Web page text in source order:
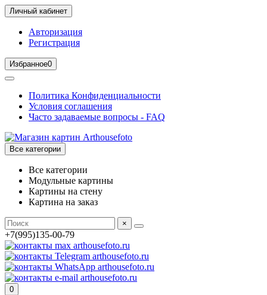
Личный кабинет
Авторизация
Регистрация
Избранное0
Политика Конфиденциальности
Условия соглашения
Часто задаваемые вопросы - FAQ
Все категории
Все категории
Модульные картины
Картины на стену
Картина на заказ
×
+7(995)135-00-79
0